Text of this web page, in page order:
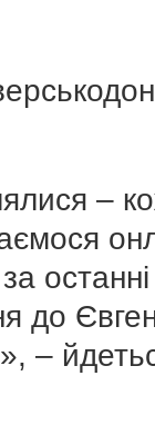
–
до
–